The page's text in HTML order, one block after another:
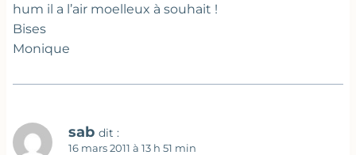
hum il a l’air moelleux à souhait !
Bises
Monique
sab dit :
16 mars 2011 à 13 h 51 min